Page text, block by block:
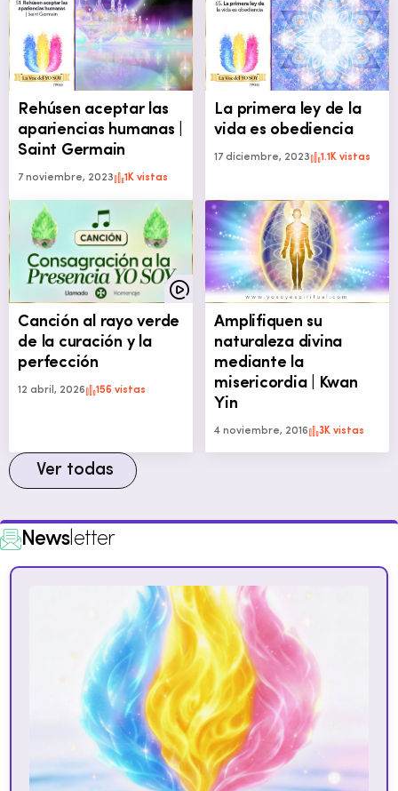
Rehúsen aceptar las
apariencias humanas |
Saint Germain
7 noviembre, 2023 1K vistas
La primera ley de la
vida es obediencia
17 diciembre, 2023 1.1K vistas
Canción al rayo verde
de la curación y la
perfección
12 abril, 2026 156 vistas
Amplifiquen su
naturaleza divina
mediante la
misericordia | Kwan
Yin
4 noviembre, 2016 3K vistas
Ver todas
Newsletter